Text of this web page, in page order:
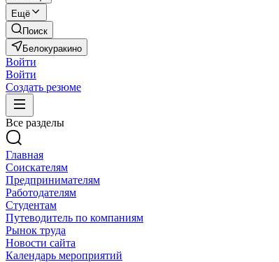
Ещё
Поиск
Белокуракино
Войти
Войти
Создать резюме
Все разделы
Главная
Соискателям
Предпринимателям
Работодателям
Студентам
Путеводитель по компаниям
Рынок труда
Новости сайта
Календарь мероприятий